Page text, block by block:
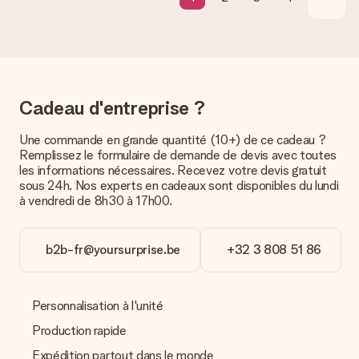
Quelles sont les options de livraison ?
Paiement
Comment puis-je régler ma commande ?
Nous proposons les formes de paiement suivantes : Paypal,
carte bancaire ou par virement bancaire. Comptez un délai de
3 jours supplémentaires pour la livraison de votre cadeau en
cas de paiement par virement bancaire.
Réception du cadeau
Que puis-je faire si le cadeau ne me convient pas tout à
fait ?
Vous pouvez dans ce cas contacter notre service client qui
vous aidera à trouver une solution satisfaisante.
Cadeau d'entreprise ?
Une commande en grande quantité (10+) de ce cadeau ?
Remplissez le formulaire de demande de devis avec toutes
les informations nécessaires. Recevez votre devis gratuit
sous 24h. Nos experts en cadeaux sont disponibles du lundi
à vendredi de 8h30 à 17h00.
b2b-fr@yoursurprise.be +32 3 808 51 86
Personnalisation à l'unité
Production rapide
Expédition partout dans le monde